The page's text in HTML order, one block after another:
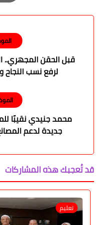
قبل الحقن المجهري..
لرفع نسب النجاح
محمد جنيدي نقيبًا
جديدة لدعم
قد تُعجبك هذه المشاركات
تعليم